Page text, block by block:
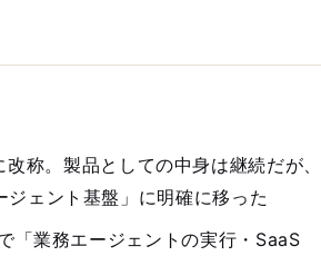
改称。製品としての中身は継続だが、
ェント基盤」に明確に移った
「業務エージェントの実行・SaaS